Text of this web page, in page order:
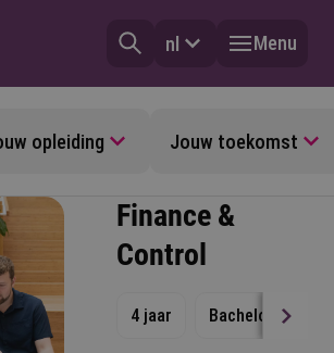
nl Menu
opleiding Jouw toekomst
Finance &
Control
4 jaar Bachelor